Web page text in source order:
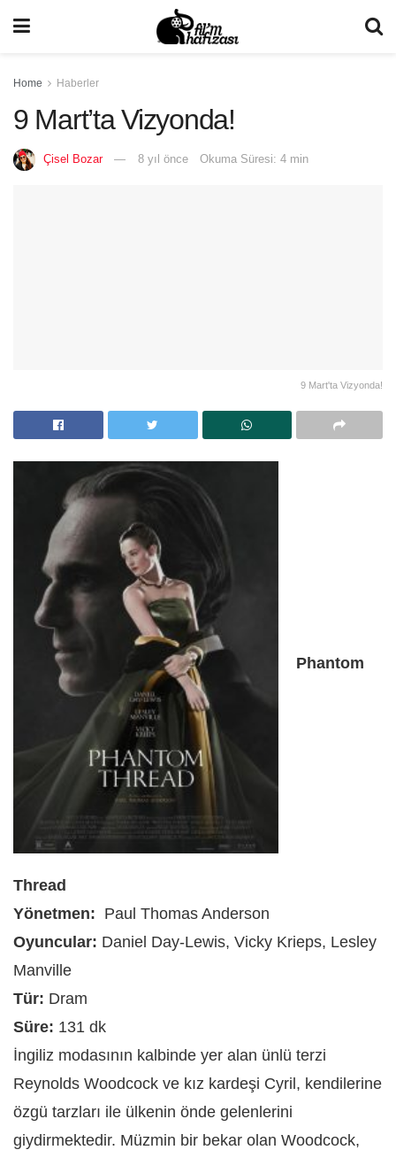
Home Haberler
9 Mart’ta Vizyonda!
Çisel Bozar 8 yıl önce Okuma Süresi: 4 min
9 Mart'ta Vizyonda!
Phantom
Thread
Yönetmen: Paul Thomas Anderson
Oyuncular: Daniel Day-Lewis, Vicky Krieps, Lesley
Manville
Tür: Dram
Süre: 131 dk
İngiliz modasının kalbinde yer alan ünlü terzi
Reynolds Woodcock ve kız kardeşi Cyril, kendilerine
özgü tarzları ile ülkenin önde gelenlerini
giydirmektedir. Müzmin bir bekar olan Woodcock,